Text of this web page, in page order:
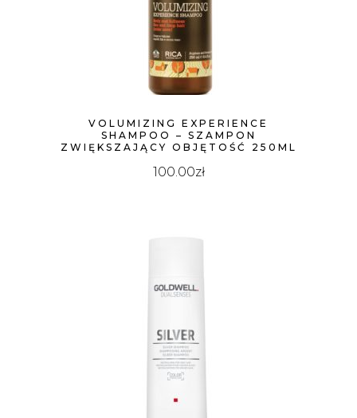
VOLUMIZING EXPERIENCE
SHAMPOO – SZAMPON
ZWIĘKSZAJĄCY OBJĘTOŚĆ 250ML
100.00zł